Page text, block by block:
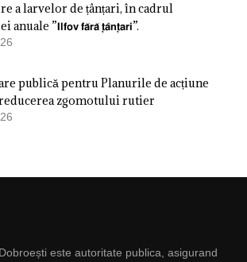
a larvelor de țânțari, în cadrul
”𝗜𝗹𝗳𝗼𝘃 𝗳𝗮̆𝗿𝗮̆ 𝘁̦𝗮̂𝗻𝘁̦𝗮𝗿𝗶”.
publică pentru Planurile de acțiune
zgomotului rutier
este autoritate publica, asigurand